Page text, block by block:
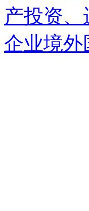
产投资
企业境